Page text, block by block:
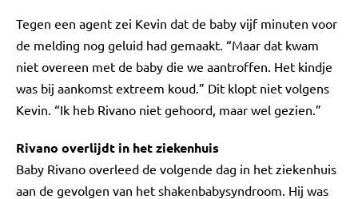
Tegen een agent zei Kevin dat de baby vijf minuten voor
de melding nog geluid had gemaakt. “Maar dat kwam
niet overeen met de baby die we aantroffen. Het kindje
was bij aankomst extreem koud.” Dit klopt niet volgens
Kevin. “Ik heb Rivano niet gehoord, maar wel gezien.”
Rivano overlijdt in het ziekenhuis
Baby Rivano overleed de volgende dag in het ziekenhuis
aan de gevolgen van het shakenbabysyndroom. Hij was